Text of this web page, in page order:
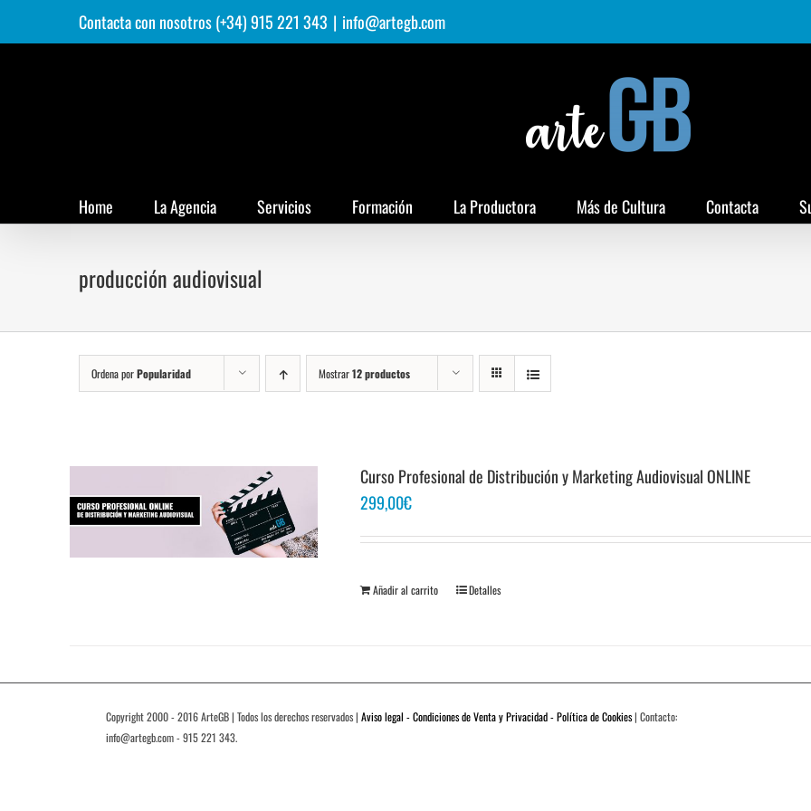
al
Contacta con nosotros (+34) 915 221 343 | info@artegb.com
Home La Agencia Servicios Formación La Productora Más de Cultura Contacta
producción audiovisual
Ordena porPopularidad Mostrar12 productos
Curso Profesional de Distribución y Marketing Audiovisual ONLINE
299,00€
Añadir al carrito Detalles
Copyright 2000 - 2016 ArteGB | Todos los derechos reservados | Aviso legal - Condiciones de Venta y Privacidad - Política de Cookies| Contacto:
info@artegb.com - 915 221 343.